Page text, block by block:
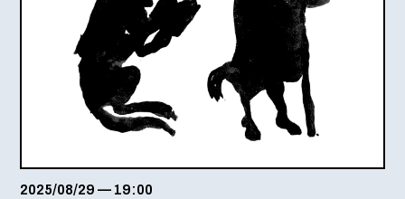
2025/08/29 — 19:00